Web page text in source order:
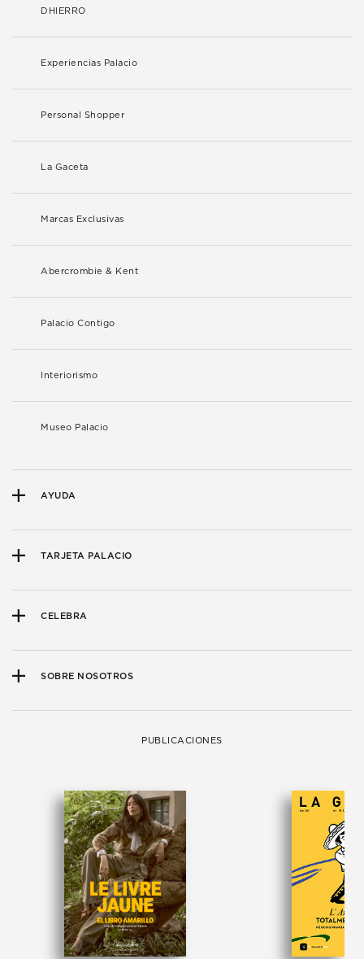
DHIERRO
Experiencias Palacio
Personal Shopper
La Gaceta
Marcas Exclusivas
Abercrombie & Kent
Palacio Contigo
Interiorismo
Museo Palacio
AYUDA
TARJETA PALACIO
CELEBRA
SOBRE NOSOTROS
PUBLICACIONES